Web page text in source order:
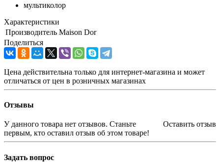
мультиколор
Характеристики
Производитель Maison Dor
Поделиться
Цена действительна только для интернет-магазина и может
отличаться от цен в розничных магазинах
Отзывы
Оставить отзыв
У данного товара нет отзывов. Станьте
первым, кто оставил отзыв об этом товаре!
Задать вопрос